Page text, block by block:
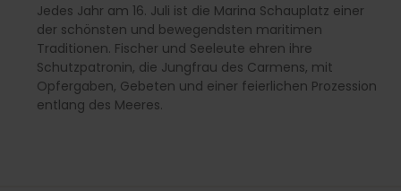
Jedes Jahr am 16. Juli ist die Marina Schauplatz einer
der schönsten und bewegendsten maritimen
Traditionen. Fischer und Seeleute ehren ihre
Schutzpatronin, die Jungfrau des Carmens, mit
Opfergaben, Gebeten und einer feierlichen Prozession
entlang des Meeres.